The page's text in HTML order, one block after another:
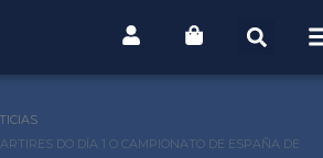
DO DÍA 1 O CAMPIONATO DE ESPAÑA DE